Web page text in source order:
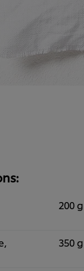
200 g
350 g